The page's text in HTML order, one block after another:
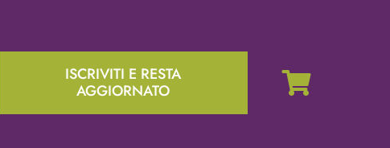
ISCRIVITI E RESTA
AGGIORNATO